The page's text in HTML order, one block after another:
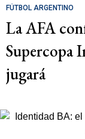
FÚTBOL ARGENTINO
La AFA
Supercopa
jugará